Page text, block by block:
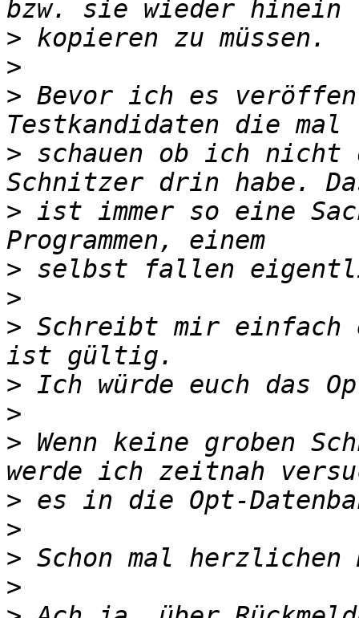
>
>
> Bevor ich es
> schauen ob ich nicht
> ist immer so eine
>
>
> Schreibt mir einfach
>
>
> Wenn keine groben
>
>
>
>